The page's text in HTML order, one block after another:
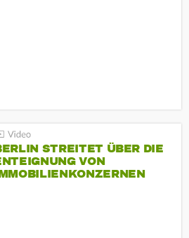
STREITET ÜBER DIE
VON